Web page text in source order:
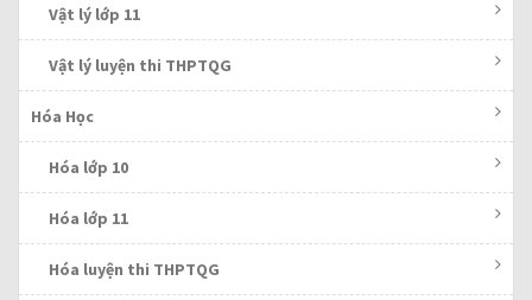
Vật lý lớp 11
Vật lý luyện thi THPTQG
Hóa Học
Hóa lớp 10
Hóa lớp 11
Hóa luyện thi THPTQG